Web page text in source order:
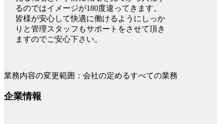
るのではイメージが180度違ってきます。
皆様が安心して快適に働けるようにしっか
りと管理スタッフもサポートをさせて頂き
ますのでご安心下さい。
業務内容の変更範囲：会社の定めるすべての業務
企業情報